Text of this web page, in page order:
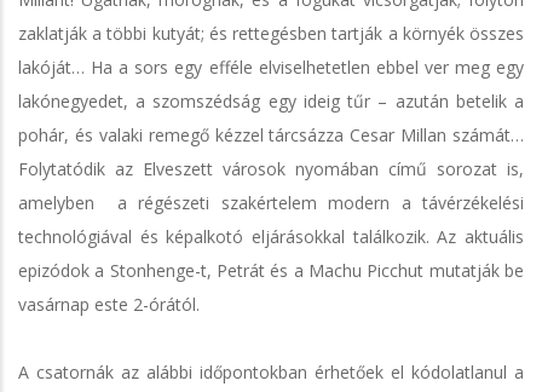
zaklatják a többi kutyát; és rettegésben tartják a környék összes
lakóját… Ha a sors egy efféle elviselhetetlen ebbel ver meg egy
lakónegyedet, a szomszédság egy ideig tűr – azután betelik a
pohár, és valaki remegő kézzel tárcsázza Cesar Millan számát…
Folytatódik az Elveszett városok nyomában című sorozat is,
amelyben a régészeti szakértelem modern a távérzékelési
technológiával és képalkotó eljárásokkal találkozik. Az aktuális
epizódok a Stonhenge-t, Petrát és a Machu Picchut mutatják be
vasárnap este 2-órától.
A csatornák az alábbi időpontokban érhetőek el kódolatlanul a